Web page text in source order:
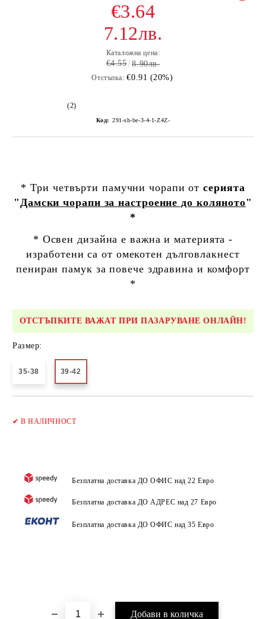
€3.64
7.12лв.
Каталожна цена:
€4.55 8.90лв.
Отстъпка: €0.91 (20%)
(2)
Код: 291-sh-be-3-4-1-Z4Z-
* Три четвърти памучни чорапи отсерията
"Дамски чорапи за настроение до коляното"
*
* Освен дизайна е важна и материята -
изработени са от омекотен дълговлакнест
пениран памук за повече здравина и комфорт
*
ОТСТЪПКИТЕ ВАЖАТ ПРИ ПАЗАРУВАНЕ ОНЛАЙН!
Размер:
35-38 39-42
✔В НАЛИЧНОСТ
Безплатна доставка ДО ОФИС над 22 Евро
Безплатна доставка ДО АДРЕС над 27 Евро
Безплатна доставка ДО ОФИС над 35 Евро